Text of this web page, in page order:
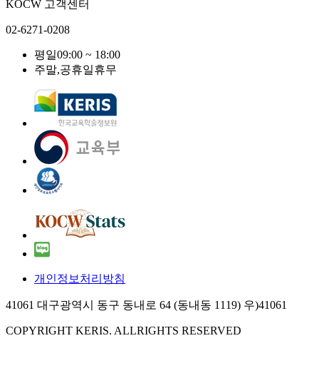
KOCW 고객센터
02-6271-0208
평일09:00 ~ 18:00
주말,공휴일휴무
개인정보처리방침
41061 대구광역시 동구 동내로 64 (동내동 1119) 우)41061
COPYRIGHT KERIS. ALLRIGHTS RESERVED